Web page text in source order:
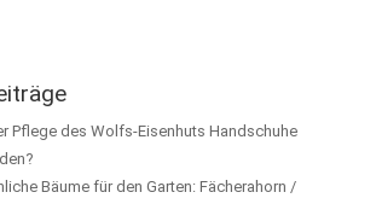
Pflege des Wolfs-Eisenhuts Handschuhe
Bäume für den Garten: Fächerahorn /